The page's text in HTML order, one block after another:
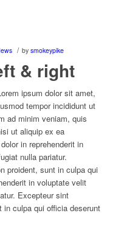
/ by smokeypike
& right
ipsum dolor sit amet,
tempor incididunt ut
ad minim veniam, quis
ut aliquip ex ea
in reprehenderit in
nulla pariatur.
proident, sunt in culpa qui
in voluptate velit
Excepteur sint
culpa qui officia deserunt